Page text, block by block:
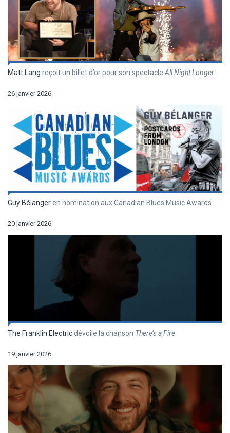
Matt Lang reçoit un billet d’or pour son spectacleAll Night Longer
26 janvier 2026
Guy Bélangeren nomination aux Canadian Blues Music Awards
20 janvier 2026
The Franklin Electricdévoile la chanson There’s a Fire
19 janvier 2026